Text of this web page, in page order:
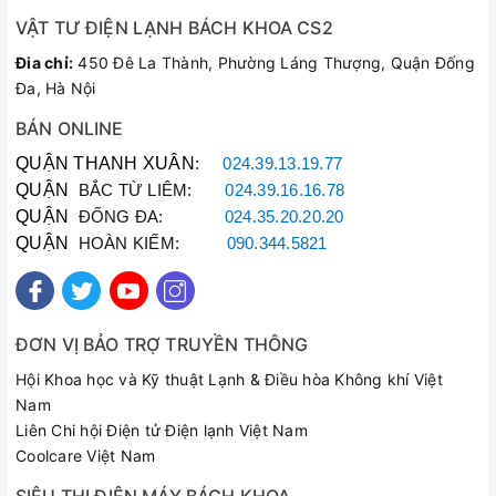
bảo hoạt động liên tục suốt 8000 giờ
Thân mô tơ bằng nhôm đúc và nắp buồng bơm bằng đồng
thau đảm bảo độ bền cao
đóng/ngắt không suy giảm chất lượng
Nắp buồng bơm với đường cong mềm mại đem lại vẻ ngoài
trang nhã
MÁY BƠM NƯỚC PANASONIC
– THÔNG SỐ KỸ THUẬT
Công suất: 200W
Nguồn điện: 220V
Lưu lượng nước: 45lit/1 phút
Chiều sâu hút: 9m
Chiều cao đẩy: 21m
VẬT TƯ ĐIỆN LẠNH BÁCH KHOA CS2
Đia chỉ: 450 Đê La Thành, Phường Láng Thượng, Quận Đống
Đa, Hà Nội
BÁN ONLINE
QUẬN THANH XUÂN :024.39.13.19.77
QUẬN BẮC TỪ LIÊM:024.39.16.16.78
QUẬN ĐỐNG ĐA: 024.35.20.20.20
QUẬN HOÀN KIẾM: 090.344.5821
ĐƠN VỊ BẢO TRỢ TRUYỀN THÔNG
Hội Khoa học và Kỹ thuật Lạnh & Điều hòa Không khí Việt
Nam
Liên Chi hội Điện tử Điện lạnh Việt Nam
Coolcare Việt Nam